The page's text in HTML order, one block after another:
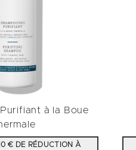
à la Boue
€ DE RÉDUCTION À